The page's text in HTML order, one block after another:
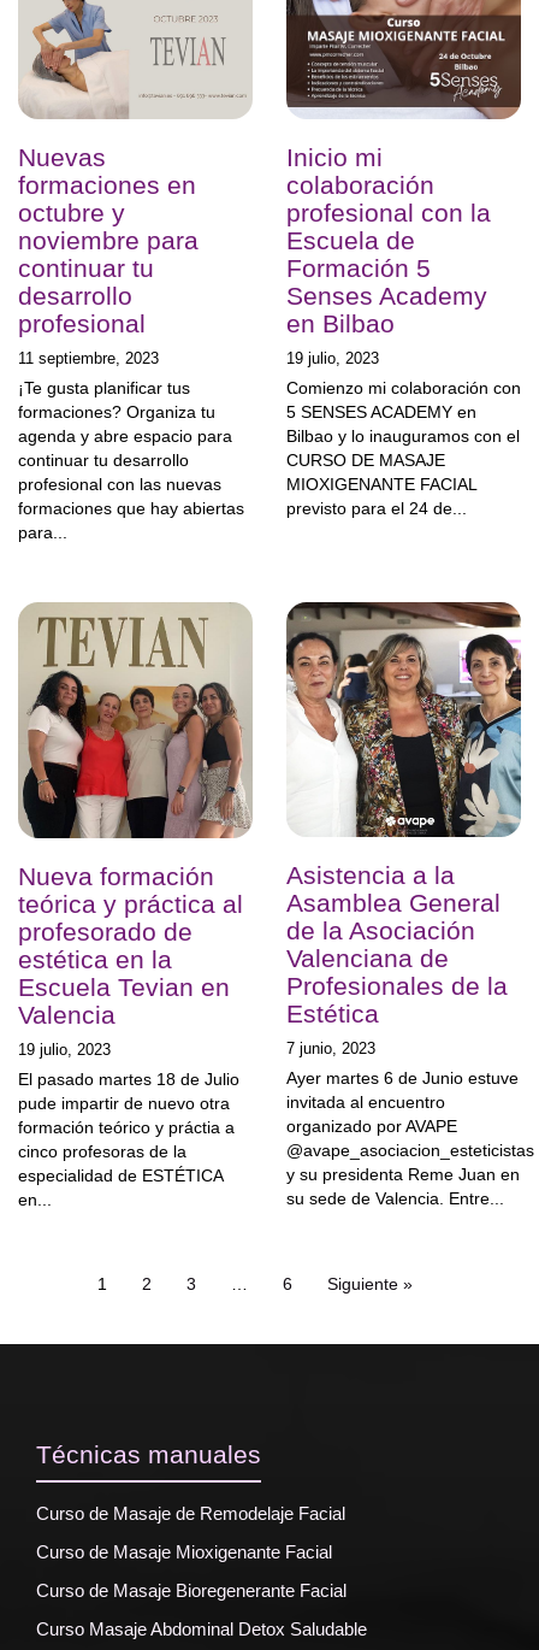
Nuevas
formaciones en
octubre y
noviembre para
continuar tu
desarrollo
profesional
11 septiembre, 2023
¡Te gusta planificar tus
formaciones? Organiza tu
agenda y abre espacio para
continuar tu desarrollo
profesional con las nuevas
formaciones que hay abiertas
para...
Inicio mi
colaboración
profesional con la
Escuela de
Formación 5
Senses Academy
en Bilbao
19 julio, 2023
Comienzo mi colaboración con
5 SENSES ACADEMY en
Bilbao y lo inauguramos con el
CURSO DE MASAJE
MIOXIGENANTE FACIAL
previsto para el 24 de...
Nueva formación
teórica y práctica al
profesorado de
estética en la
Escuela Tevian en
Valencia
19 julio, 2023
El pasado martes 18 de Julio
pude impartir de nuevo otra
formación teórico y práctia a
cinco profesoras de la
especialidad de ESTÉTICA
en...
Asistencia a la
Asamblea General
de la Asociación
Valenciana de
Profesionales de la
Estética
7 junio, 2023
Ayer martes 6 de Junio estuve
invitada al encuentro
organizado por AVAPE
@avape_asociacion_esteticistas
y su presidenta Reme Juan en
su sede de Valencia. Entre...
1 2 3 6 Siguiente »
Técnicas manuales
Curso de Masaje de Remodelaje Facial
Curso de Masaje Mioxigenante Facial
Curso de Masaje Bioregenerante Facial
Curso Masaje Abdominal Detox Saludable